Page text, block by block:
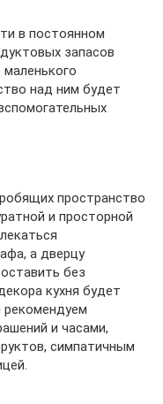
в постоянном
запасов
над ним будет
пространство
и просторной
а дверцу
без
кухня будет
и часами,
симпатичным